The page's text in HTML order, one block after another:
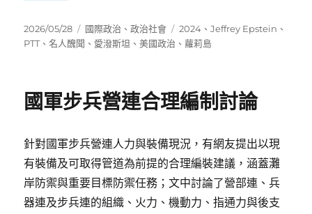
發
佈
2026/05/28
分
類
國際政治 、政治社會
標
籤
2024 、Jeffrey Epstein 、
PTT、名人醜聞 、 愛潑斯坦 、美國政治 、蘿莉島
國軍步兵營連合理編制討論
針對國軍步兵營連人力與裝備現況，有網友提出以現
有裝備及可取得管道為前提的合理編裝建議，涵蓋灘
岸防禦與重要目標防禦任務；文中討論了營部連、兵
器連及步兵連的組織、火力、機動力、指通力與後支